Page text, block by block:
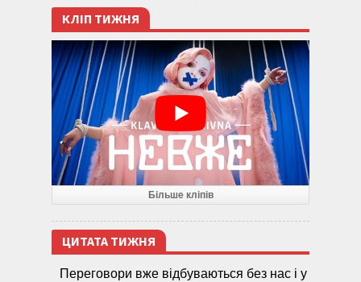
КЛІП ТИЖНЯ
Більше кліпів
ЦИТАТА ТИЖНЯ
Переговори вже відбуваються без нас і у